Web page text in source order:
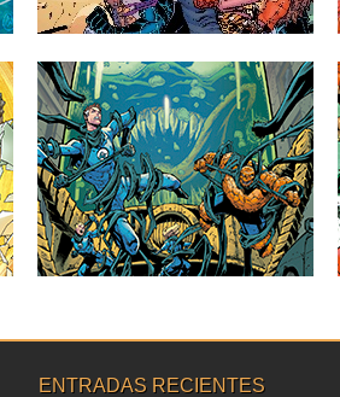
Sé el primero en comentar ▶
MARVEL PREVIEW
QUEEN IN BLACK #2
A continuación puedes ver la portada y
las primeras páginas del...
Sé el primero en comentar ▶
ENTRADAS RECIENTES